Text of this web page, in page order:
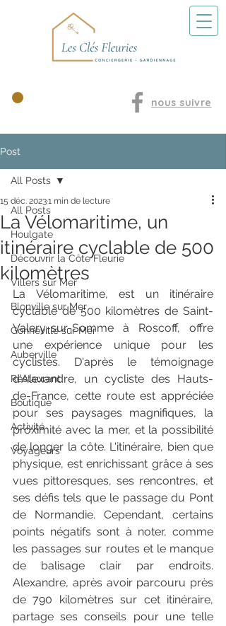
nous suivre
Post
All Posts
Houlgate
Découvrir la Côte Fleurie
Villers sur Mer
Blonville sur Mer
Gonneville sur Mer
Auberville
Restaurant
Boutique
Activité
Voyageurs
All Posts
La Vélomaritime, un
itinéraire cyclable de 500
kilomètres
15 déc. 20231 min de lecture
La Vélomaritime, est un itinéraire
cyclable de 500 kilomètres de Saint-
Valery-sur-Somme à Roscoff, offre
une expérience unique pour les
cyclistes. D'après le témoignage
d'Alexandre, un cycliste des Hauts-
de-France, cette route est appréciée
pour ses paysages magnifiques, la
proximité avec la mer, et la possibilité
de longer la côte. L'itinéraire, bien que
physique, est enrichissant grâce à ses
vues pittoresques, ses rencontres, et
ses défis tels que le passage du Pont
de Normandie. Cependant, certains
points négatifs sont à noter, comme
les passages sur routes et le manque
de balisage clair par endroits.
Alexandre, après avoir parcouru près
de 790 kilomètres sur cet itinéraire,
partage ses conseils pour une telle